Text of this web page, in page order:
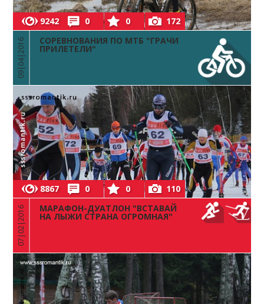
9242 0 0 172
09|04|2016 СОРЕВНОВАНИЯ ПО МТБ "ГРАЧИ
ПРИЛЕТЕЛИ"
8867 0 0 110
07|02|2016 МАРАФОН-ДУАТЛОН "ВСТАВАЙ
НА ЛЫЖИ СТРАНА ОГРОМНАЯ"